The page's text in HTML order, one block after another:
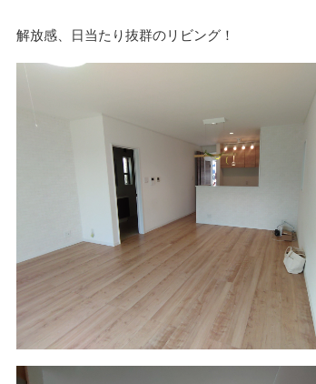
解放感、日当たり抜群のリビング！